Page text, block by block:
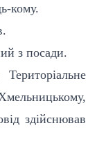
кому.
з посади.
здійснював